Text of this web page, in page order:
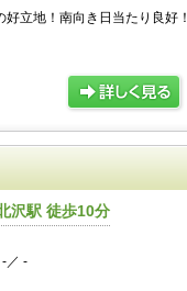
好立地！南向き日当たり良好！
沢駅 徒歩10分
／ -